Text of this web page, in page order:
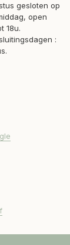
gesloten op
open
18u.
: